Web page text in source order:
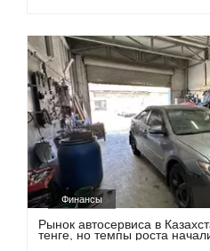
Финансы
Рынок автосервиса в
тенге, но темпы роста